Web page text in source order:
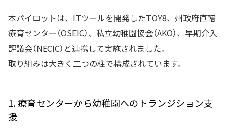
本パイロットは、ITツールを開発したTOY8、州政府直轄
療育センター（OSEIC）、私立幼稚園協会（AKO）、早期介入
評議会（NECIC）と連携して実施されました。
取り組みは大きく二つの柱で構成されています。
1. 療育センターから幼稚園へのトランジション支
援